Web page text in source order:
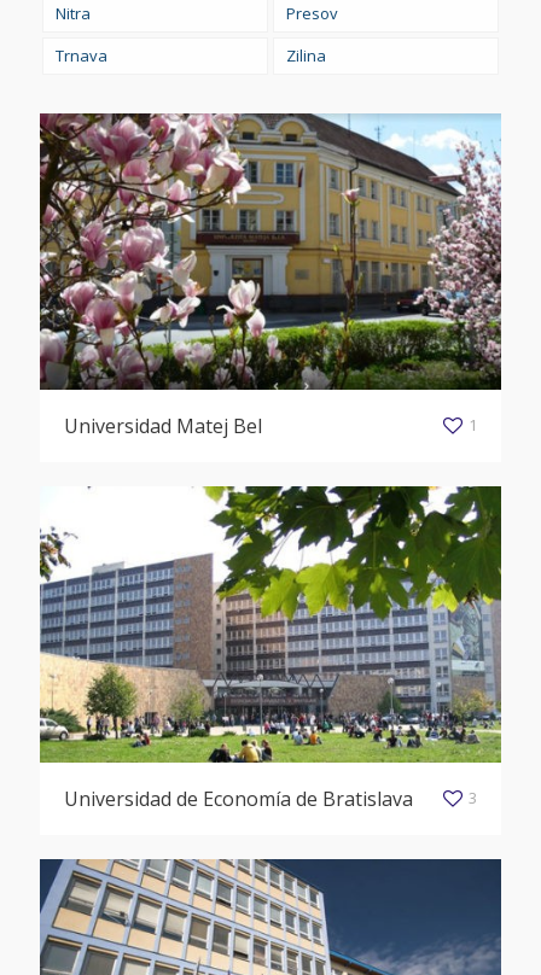
Nitra
Presov
Trnava
Zilina
Universidad Matej Bel 1
Universidad de Economía de Bratislava 3